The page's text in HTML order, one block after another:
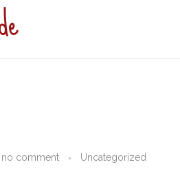
no comment Uncategorized